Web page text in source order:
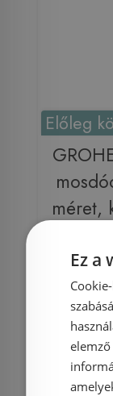
Előleg
méret,
Ez a